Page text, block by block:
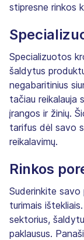
stipresne rinkos
Specializuotos
šaldytus
negabaritinius
tačiau reikalauja
įrangos ir žinių.
tarifus dėl savo
reikalavimų.
Rinkos
Suderinkite savo
turimais
sektorius,
paklausus.